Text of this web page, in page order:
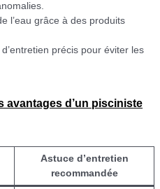
l’eau grâce à des produits
précis pour éviter les
avantages d’un pisciniste
Astuce d’entretien
recommandée